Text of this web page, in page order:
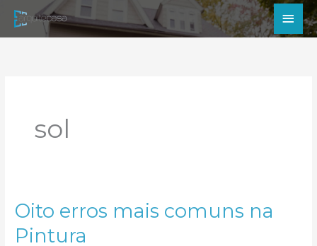
para
sol
Oito erros mais comuns na
Pintura